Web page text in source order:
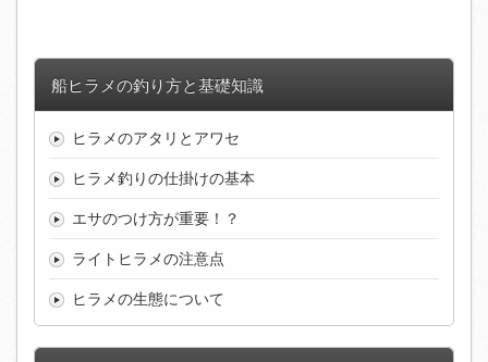
船ヒラメの釣り方と基礎知識
ヒラメのアタリとアワセ
ヒラメ釣りの仕掛けの基本
エサのつけ方が重要！？
ライトヒラメの注意点
ヒラメの生態について